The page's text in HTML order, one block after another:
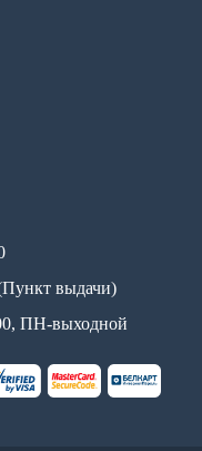
выдачи)
ПН-выходной